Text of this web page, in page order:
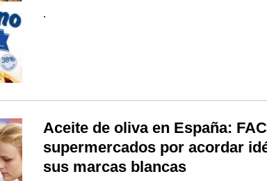
.
Aceite de oliva en España:
supermercados por acordar
sus marcas blancas